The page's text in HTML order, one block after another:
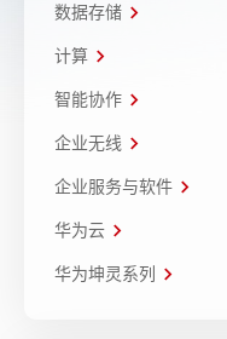
数据存储
计算
智能协作
企业无线
企业服务与软件
华为云
华为坤灵系列